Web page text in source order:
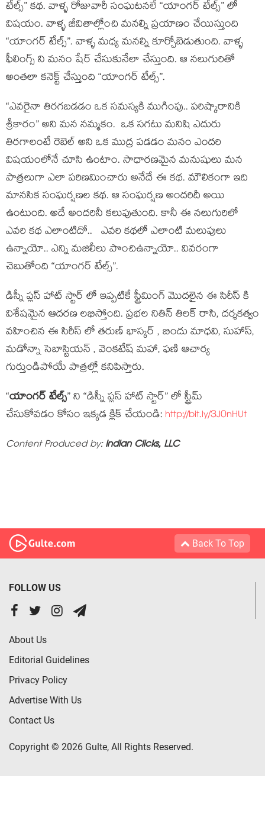
టేల్స్” కథ. వాళ్ళ రోజువారీ సంఘటనలే “యాంగర్ టేల్స్” లో
విషయం. వాళ్ళ జీవితాల్లోంచి మనల్ని ప్రయాణం చేయిస్తుంది
“యాంగర్ టేల్స్”. వాళ్ళ మధ్య మనల్ని కూర్చోబెడుతుంది. వాళ్ళ
ఫీలింగ్స్ ని మనం షేర్ చేసుకునేలా చేస్తుంది. ఆ నలుగురితో
అంతలా కనెక్ట్ చేస్తుంది “యాంగర్ టేల్స్”.
“ఎవరైనా తిరగబడడం ఒక సమస్యకి ముగింపు.. పరిష్కారానికి
శ్రీకారం” అని మన నమ్మకం. ఒక సగటు మనిషి ఎదురు
తిరగాలంటే రెబెల్ అని ఒక ముద్ర పడడం మనం ఎందరి
విషయంలోనే చూసి ఉంటాం. సాధారణమైన మనుషులు మన
పాత్రలుగా ఎలా పరిణమించారు అనేదే ఈ కథ. మౌలికంగా ఇది
మానసిక సంఘర్షణల కథ. ఆ సంఘర్షణ అందరిదీ అయి
ఉంటుంది. అదే అందరినీ కలుపుతుంది. కానీ ఈ నలుగురిలో
ఎవరి కథ ఎలాంటిదో.. ఎవరి కథలో ఎలాంటి మలుపులు
ఉన్నాయో.. ఎన్ని మజిలీలు పొంచిఉన్నాయో.. వివరంగా
చెబుతోంది “యాంగర్ టేల్స్”.
డిస్నీ ప్లస్ హాట్ స్టార్ లో ఇప్పటికే స్ట్రీమింగ్ మొదలైన ఈ సిరీస్ కి
విశేషమైన ఆదరణ లభిస్తోంది. ప్రభల నితిన్ తిలక్ రాసి, దర్శకత్వం
వహించిన ఈ సిరీస్ లో తరుణ్ భాస్కర్ , బిందు మాధవి, సుహాస్,
మడోన్నా సెబాస్టియన్ , వెంకటేష్ మహా, ఫణి ఆచార్య
గుర్తుండిపోయే పాత్రల్లో కనిపిస్తారు.
“యాంగర్ టేల్స్” ని “డిస్నీ ప్లస్ హాట్ స్టార్” లో స్ట్రీమ్
చేసుకోవడం కోసం ఇక్క‌డ క్లిక్ చేయండి: http://bit.ly/3J0nHUt
Content Produced by:Indian Clicks, LLC
Back To Top
FOLLOW US
About Us
Editorial Guidelines
Privacy Policy
Advertise With Us
Contact Us
Copyright © 2026 Gulte, All Rights Reserved.